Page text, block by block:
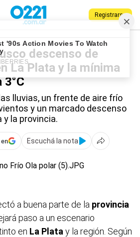
Registrarse
La Plata
descenso de
La Plata y la mínima
lluvias, un frente de aire frío
y un marcado descenso
y la provincia.
Escuchá la nota
a buena parte de la provincia
paso a un escenario
en La Plata y la región. Según